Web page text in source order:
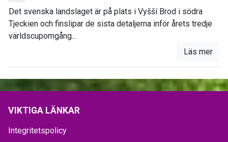
Det svenska landslaget är på plats i Vyšší Brod i södra
Tjeckien och finslipar de sista detaljerna inför årets tredje
världscupomgång...
Läs mer
VIKTIGA LÄNKAR
Integritetspolicy